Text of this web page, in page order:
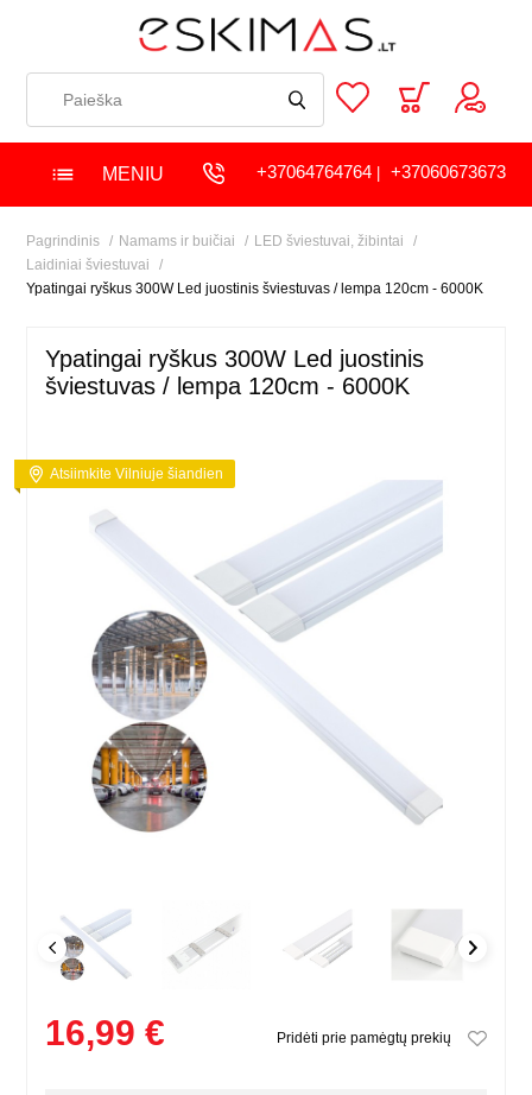
MENIU +37064764764| +37060673673
Pagrindinis Namams ir buičiai
LED šviestuvai, žibintai
Laidiniai šviestuvai
Ypatingai ryškus 300W Led juostinis šviestuvas / lempa 120cm - 6000K
Ypatingai ryškus 300W Led juostinis
šviestuvas / lempa 120cm - 6000K
Atsiimkite Vilniuje šiandien
16,99 € Pridėti prie pamėgtų prekių